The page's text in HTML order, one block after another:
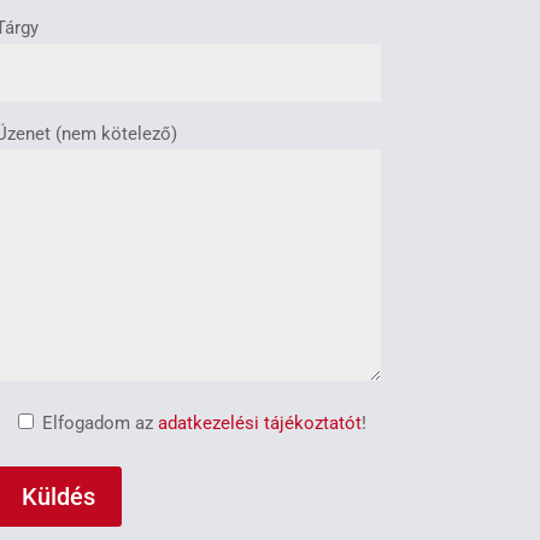
(nem kötelező)
Elfogadom az adatkezelési tájékoztatót!